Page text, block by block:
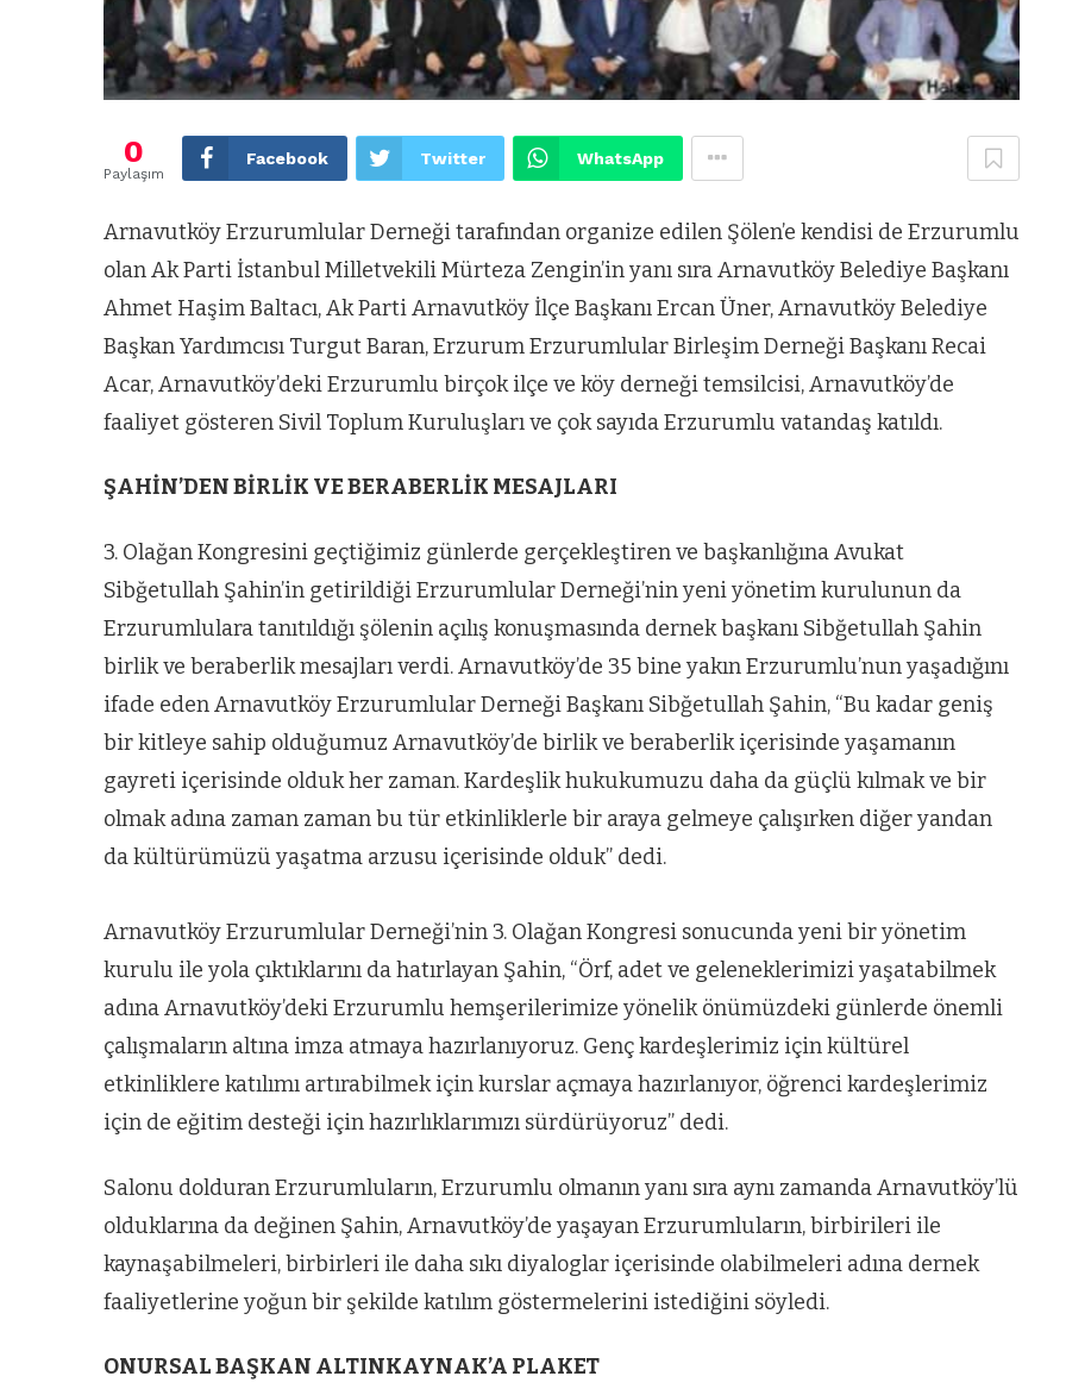
0
Paylaşım
Facebook Twitter WhatsApp
Arnavutköy Erzurumlular Derneği tarafından organize edilen Şölen’e kendisi de Erzurumlu
olan Ak Parti İstanbul Milletvekili Mürteza Zengin’in yanı sıra Arnavutköy Belediye Başkanı
Ahmet Haşim Baltacı, Ak Parti Arnavutköy İlçe Başkanı Ercan Üner, Arnavutköy Belediye
Başkan Yardımcısı Turgut Baran, Erzurum Erzurumlular Birleşim Derneği Başkanı Recai
Acar, Arnavutköy’deki Erzurumlu birçok ilçe ve köy derneği temsilcisi, Arnavutköy’de
faaliyet gösteren Sivil Toplum Kuruluşları ve çok sayıda Erzurumlu vatandaş katıldı.
ŞAHİN’DEN BİRLİK VE BERABERLİK MESAJLARI
3. Olağan Kongresini geçtiğimiz günlerde gerçekleştiren ve başkanlığına Avukat
Sibğetullah Şahin’in getirildiği Erzurumlular Derneği’nin yeni yönetim kurulunun da
Erzurumlulara tanıtıldığı şölenin açılış konuşmasında dernek başkanı Sibğetullah Şahin
birlik ve beraberlik mesajları verdi. Arnavutköy’de 35 bine yakın Erzurumlu’nun yaşadığını
ifade eden Arnavutköy Erzurumlular Derneği Başkanı Sibğetullah Şahin, “Bu kadar geniş
bir kitleye sahip olduğumuz Arnavutköy’de birlik ve beraberlik içerisinde yaşamanın
gayreti içerisinde olduk her zaman. Kardeşlik hukukumuzu daha da güçlü kılmak ve bir
olmak adına zaman zaman bu tür etkinliklerle bir araya gelmeye çalışırken diğer yandan
da kültürümüzü yaşatma arzusu içerisinde olduk” dedi.
Arnavutköy Erzurumlular Derneği’nin 3. Olağan Kongresi sonucunda yeni bir yönetim
kurulu ile yola çıktıklarını da hatırlayan Şahin, “Örf, adet ve geleneklerimizi yaşatabilmek
adına Arnavutköy’deki Erzurumlu hemşerilerimize yönelik önümüzdeki günlerde önemli
çalışmaların altına imza atmaya hazırlanıyoruz. Genç kardeşlerimiz için kültürel
etkinliklere katılımı artırabilmek için kurslar açmaya hazırlanıyor, öğrenci kardeşlerimiz
için de eğitim desteği için hazırlıklarımızı sürdürüyoruz” dedi.
Salonu dolduran Erzurumluların, Erzurumlu olmanın yanı sıra aynı zamanda Arnavutköy’lü
olduklarına da değinen Şahin, Arnavutköy’de yaşayan Erzurumluların, birbirileri ile
kaynaşabilmeleri, birbirleri ile daha sıkı diyaloglar içerisinde olabilmeleri adına dernek
faaliyetlerine yoğun bir şekilde katılım göstermelerini istediğini söyledi.
ONURSAL BAŞKAN ALTINKAYNAK’A PLAKET
ve
ARNAVUTKÖY
Arnavutköy’ün
nüfusu 2024
yılında
VIDEO GALERI
Arnavutköy
Taşoluk’ta seyir